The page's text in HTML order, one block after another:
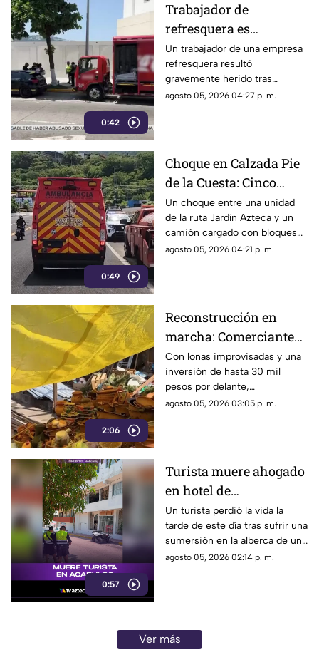
0:42
Trabajador de
refresquera es
atropellado en la
Costera Miguel Alemán
Un trabajador de una empresa
refresquera resultó
gravemente herido tras
resbalar de su camión y ser
agosto 05, 2026 04:27 p. m.
0:49
Choque en Calzada Pie
de la Cuesta: Cinco
lesionados tras
impacto entre combi y
camión de carga
Un choque entre una unidad
de la ruta Jardín Azteca y un
camión cargado con bloques
de concreto movilizó a los
agosto 05, 2026 04:21 p. m.
2:06
Reconstrucción en
marcha: Comerciantes
del Mercado Central de
Acapulco se levantan
tras la explosión
Con lonas improvisadas y una
inversión de hasta 30 mil
pesos por delante,
comerciantes del Mercado
agosto 05, 2026 03:05 p. m.
0:57
Turista muere ahogado
en hotel de
fraccionamiento Las
Playas en Acapulco
Un turista perdió la vida la
tarde de este día tras sufrir una
sumersión en la alberca de un
hospedaje ubicado sobre la
agosto 05, 2026 02:14 p. m.
Ver más